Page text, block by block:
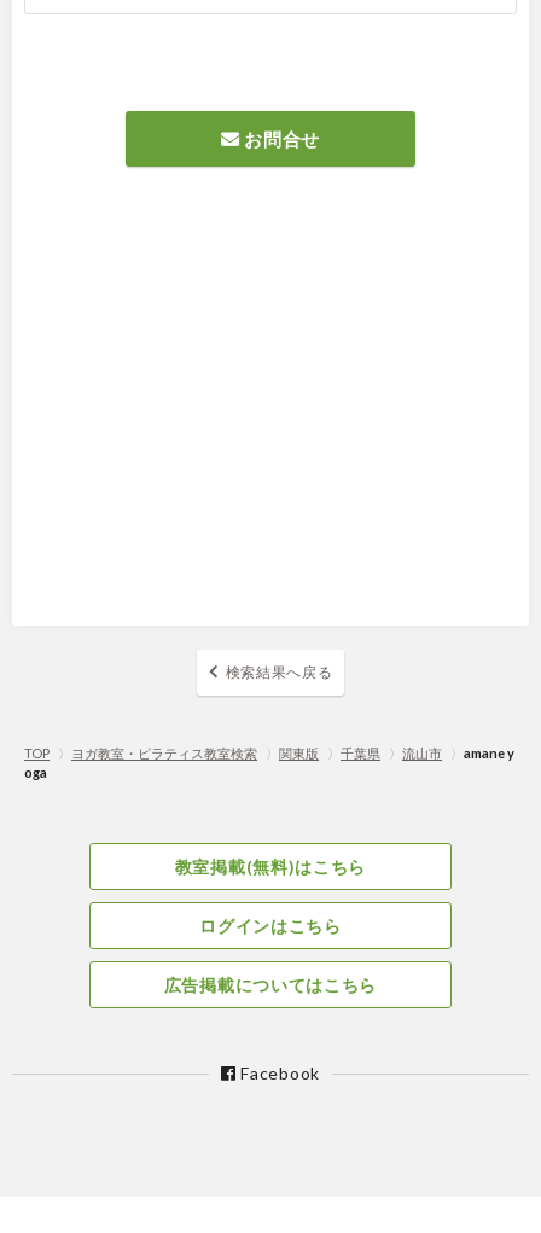
お問合せ
検索結果へ戻る
TOP 〉 ヨガ教室・ピラティス教室検索 〉 関東版 〉 千葉県 〉 流山市 〉 amane y
oga
教室掲載(無料)はこちら
ログインはこちら
広告掲載についてはこちら
Facebook